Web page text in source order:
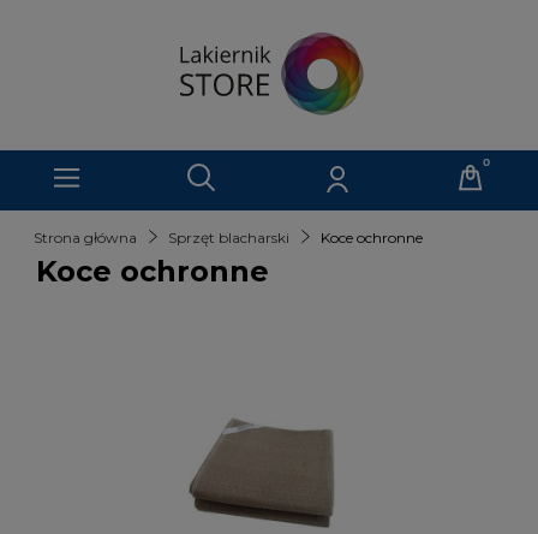
Strona główna Sprzęt blacharski Koce ochronne
Koce ochronne